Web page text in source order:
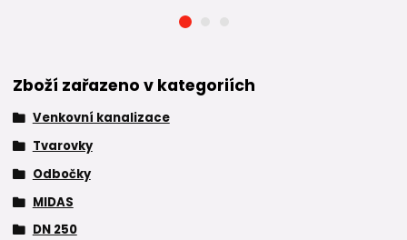
Zboží zařazeno v kategoriích
Venkovní kanalizace
Tvarovky
Odbočky
MIDAS
DN 250